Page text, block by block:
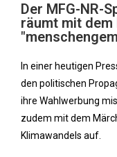
Der MFG-NR-
räumt mit dem
In einer heutigen
den politischen
ihre Wahlwerbung
zudem mit dem
Klimawandels auf.